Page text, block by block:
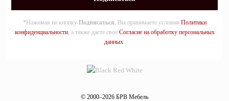
*Нажимая на кнопку Подписаться, Вы принимаете условия Политики
конфиденциальности, а также даете свое Согласие на обработку персональных
данных.
© 2000–2026 БРВ Мебель